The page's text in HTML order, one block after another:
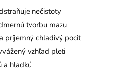
nečistoty
tvorbu mazu
príjemný chladivý pocit
vzhľad pleti
a hladkú